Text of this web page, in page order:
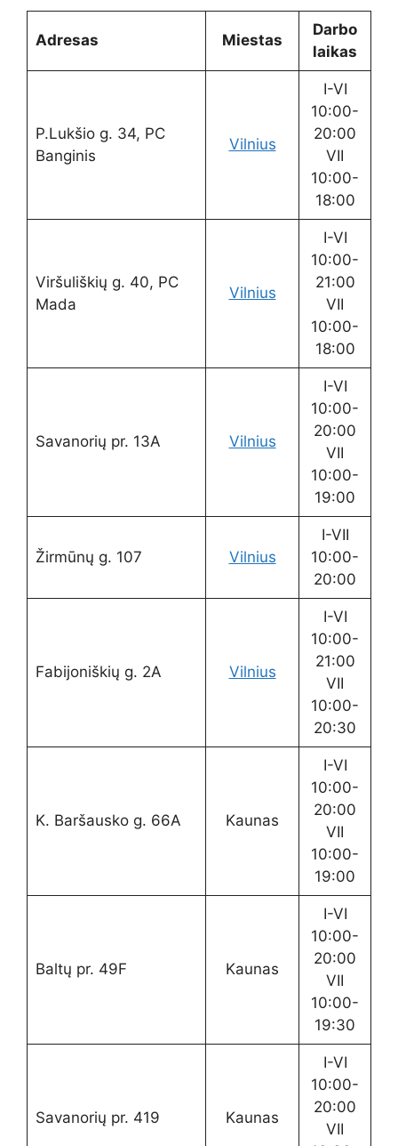
Adresas Miestas
Darbo
laikas
P.Lukšio g. 34, PC
Banginis
Vilnius
I-VI
10:00-
20:00
VII
10:00-
18:00
Viršuliškių g. 40, PC
Mada
Vilnius
I-VI
10:00-
21:00
VII
10:00-
18:00
Savanorių pr. 13A Vilnius
I-VI
10:00-
20:00
VII
10:00-
19:00
Žirmūnų g. 107 Vilnius
I-VII
10:00-
20:00
Fabijoniškių g. 2A Vilnius
I-VI
10:00-
21:00
VII
10:00-
20:30
K. Baršausko g. 66A Kaunas
I-VI
10:00-
20:00
VII
10:00-
19:00
Baltų pr. 49F Kaunas
I-VI
10:00-
20:00
VII
10:00-
19:30
Savanorių pr. 419 Kaunas
I-VI
10:00-
20:00
VII